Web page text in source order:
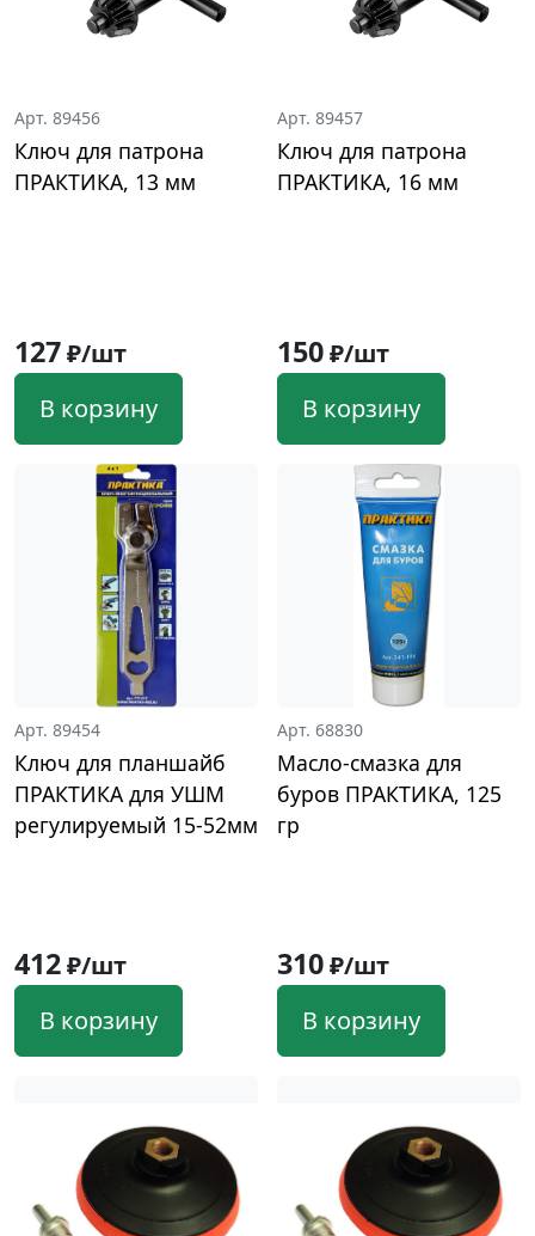
Арт. 89456
Ключ для патрона
ПРАКТИКА, 13 мм
127₽/шт
В корзину
Арт. 89457
Ключ для патрона
ПРАКТИКА, 16 мм
150₽/шт
В корзину
Арт. 89454
Ключ для планшайб
ПРАКТИКА для УШМ
регулируемый 15-52мм
412₽/шт
В корзину
Арт. 68830
Масло-смазка для
буров ПРАКТИКА, 125
гр
310₽/шт
В корзину